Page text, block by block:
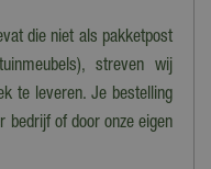
die niet als pakketpost
streven wij
te leveren. Je bestelling
bedrijf of door onze eigen